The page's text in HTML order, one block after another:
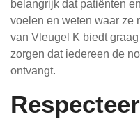
belangrijk dat patiënten
voelen en weten waar ze
van Vleugel K biedt
zorgen dat iedereen de
ontvangt.